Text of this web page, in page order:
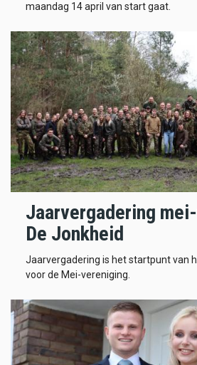
maandag 14 april van start gaat.
Jaarvergadering
De Jonkheid
Jaarvergadering is het startpunt van
voor de Mei-vereniging.